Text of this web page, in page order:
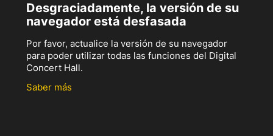
Desgraciadamente, la versión de su
navegador está desfasada
Por favor, actualice la versión de su navegador
para poder utilizar todas las funciones del Digital
Concert Hall.
Saber más